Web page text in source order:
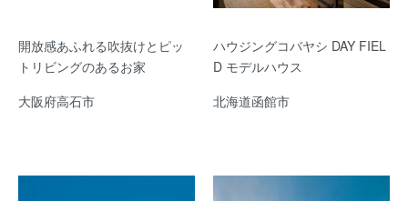
開放感あふれる吹抜けとピッ
トリビングのあるお家
大阪府高石市
ハウジングコバヤシ DAY FIEL
D モデルハウス
北海道函館市